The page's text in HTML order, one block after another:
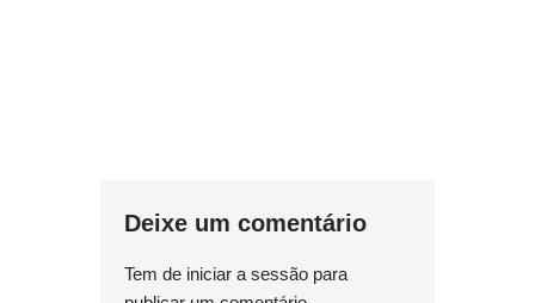
Deixe um comentário
Tem de iniciar a sessão para